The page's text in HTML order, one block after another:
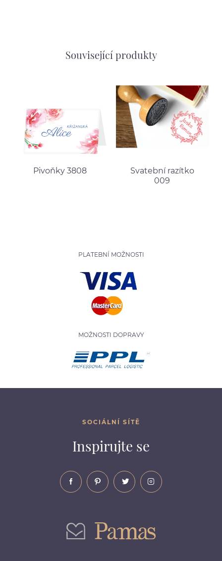
Související produkty
Pivoňky 3808
Svatební razítko
009
PLATEBNÍ MOŽNOSTI
MOŽNOSTI DOPRAVY
SOCIÁLNÍ SÍTĚ
Inspirujte se